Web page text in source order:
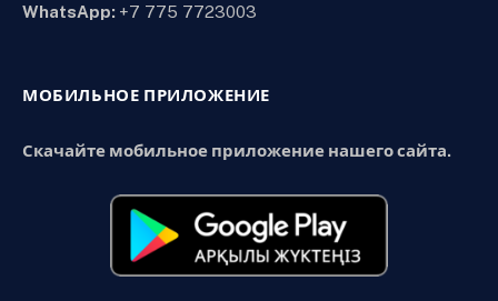
WhatsApp: +7 775 7723003
МОБИЛЬНОЕ ПРИЛОЖЕНИЕ
Скачайте мобильное приложение нашего сайта.